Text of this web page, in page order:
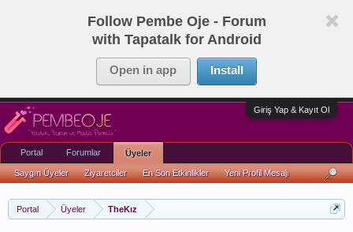
Follow Pembe Oje - Forum
with Tapatalk for Android
Open in app Install
Giriş Yap & Kayıt Ol
Portal Üyeler TheKız
Portal Forumlar Üyeler
Saygın Üyeler Ziyaretciler En Son Etkinlikler Yeni Profil Mesajı